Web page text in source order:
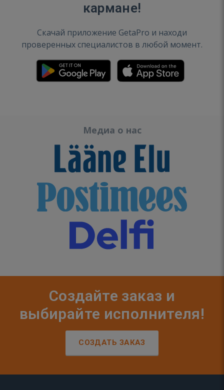
кармане!
Скачай приложение GetaPro и находи
проверенных специалистов в любой момент.
Медиа о нас
Создайте заказ и
выбирайте исполнителя!
СОЗДАТЬ ЗАКАЗ